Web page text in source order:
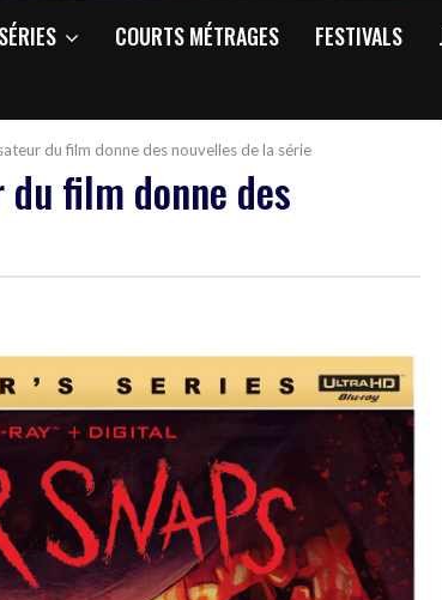
SÉRIES COURTS MÉTRAGES FESTIVALS
du film donne des nouvelles de la série
film donne des